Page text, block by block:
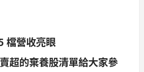
檔營收亮眼
超的棄養股清單給大家參